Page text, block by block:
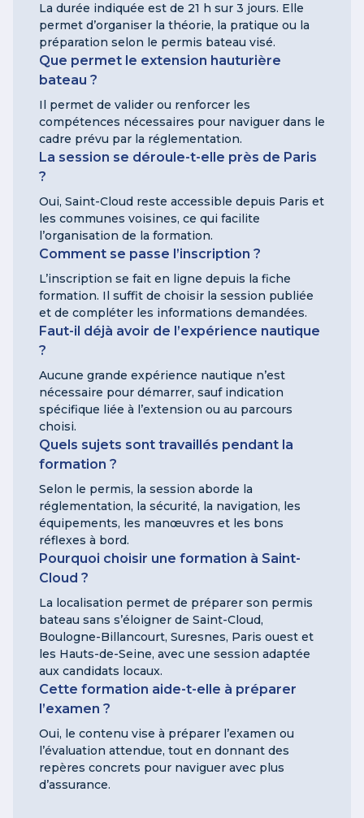
La durée indiquée est de 21 h sur 3 jours. Elle
permet d’organiser la théorie, la pratique ou la
préparation selon le permis bateau visé.
Que permet le extension hauturière
bateau ?
Il permet de valider ou renforcer les
compétences nécessaires pour naviguer dans le
cadre prévu par la réglementation.
La session se déroule-t-elle près de Paris
?
Oui, Saint-Cloud reste accessible depuis Paris et
les communes voisines, ce qui facilite
l’organisation de la formation.
Comment se passe l’inscription ?
L’inscription se fait en ligne depuis la fiche
formation. Il suffit de choisir la session publiée
et de compléter les informations demandées.
Faut-il déjà avoir de l’expérience nautique
?
Aucune grande expérience nautique n’est
nécessaire pour démarrer, sauf indication
spécifique liée à l’extension ou au parcours
choisi.
Quels sujets sont travaillés pendant la
formation ?
Selon le permis, la session aborde la
réglementation, la sécurité, la navigation, les
équipements, les manœuvres et les bons
réflexes à bord.
Pourquoi choisir une formation à Saint-
Cloud ?
La localisation permet de préparer son permis
bateau sans s’éloigner de Saint-Cloud,
Boulogne-Billancourt, Suresnes, Paris ouest et
les Hauts-de-Seine, avec une session adaptée
aux candidats locaux.
Cette formation aide-t-elle à préparer
l’examen ?
Oui, le contenu vise à préparer l’examen ou
l’évaluation attendue, tout en donnant des
repères concrets pour naviguer avec plus
d’assurance.